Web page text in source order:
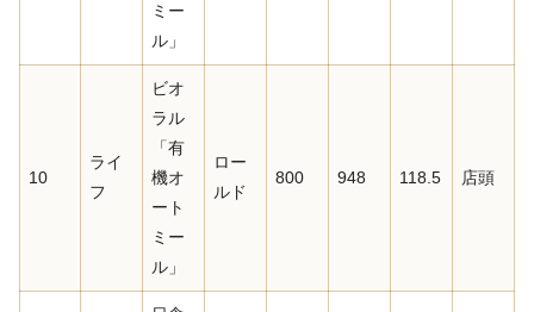
ミー
ル」
10
ライ
フ
ビオ
ラル
「有
機オ
ート
ミー
ル」
ロー
ルド
800 948 118.5 店頭